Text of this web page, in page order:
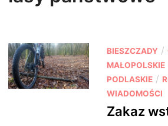
P
o
s
t
e
BIESZCZADY/
MAŁOPOLSKIE
PODLASKIE/
WIADOMOŚCI
Zakaz